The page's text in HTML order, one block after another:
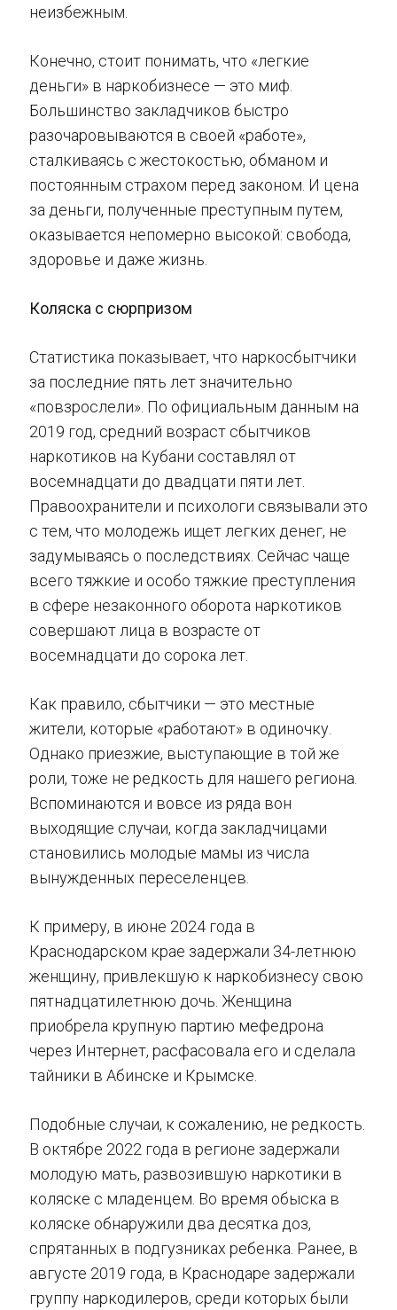
неизбежным.
Конечно, стоит понимать, что «легкие
деньги» в наркобизнесе — это миф.
Большинство закладчиков быстро
разочаровываются в своей «работе»,
сталкиваясь с жестокостью, обманом и
постоянным страхом перед законом. И цена
за деньги, полученные преступным путем,
оказывается непомерно высокой: свобода,
здоровье и даже жизнь.
Коляска с сюрпризом
Статистика показывает, что наркосбытчики
за последние пять лет значительно
«повзрослели». По официальным данным на
2019 год, средний возраст сбытчиков
наркотиков на Кубани составлял от
восемнадцати до двадцати пяти лет.
Правоохранители и психологи связывали это
с тем, что молодежь ищет легких денег, не
задумываясь о последствиях. Сейчас чаще
всего тяжкие и особо тяжкие преступления
в сфере незаконного оборота наркотиков
совершают лица в возрасте от
восемнадцати до сорока лет.
Как правило, сбытчики — это местные
жители, которые «работают» в одиночку.
Однако приезжие, выступающие в той же
роли, тоже не редкость для нашего региона.
Вспоминаются и вовсе из ряда вон
выходящие случаи, когда закладчицами
становились молодые мамы из числа
вынужденных переселенцев.
К примеру, в июне 2024 года в
Краснодарском крае задержали 34-летнюю
женщину, привлекшую к наркобизнесу свою
пятнадцатилетнюю дочь. Женщина
приобрела крупную партию мефедрона
через Интернет, расфасовала его и сделала
тайники в Абинске и Крымске.
Подобные случаи, к сожалению, не редкость.
В октябре 2022 года в регионе задержали
молодую мать, развозившую наркотики в
коляске с младенцем. Во время обыска в
коляске обнаружили два десятка доз,
спрятанных в подгузниках ребенка. Ранее, в
августе 2019 года, в Краснодаре задержали
группу наркодилеров, среди которых были